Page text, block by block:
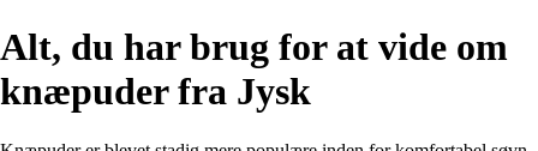
Alt, du har brug for at vide om
knæpuder fra Jysk